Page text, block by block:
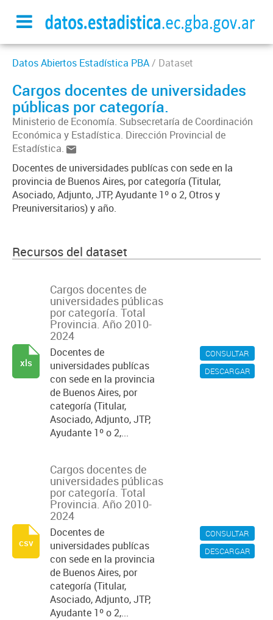
Datos Abiertos Estadística PBA/ Dataset
Cargos docentes de universidades
públicas por categoría.
Ministerio de Economía. Subsecretaría de Coordinación
Económica y Estadística. Dirección Provincial de
Estadística.
Docentes de universidades publícas con sede en la
provincia de Buenos Aires, por categoría (Titular,
Asociado, Adjunto, JTP, Ayudante 1º o 2, Otros y
Preuniversitarios) y año.
Recursos del dataset
CONSULTAR
DESCARGAR
Cargos docentes de
universidades públicas
por categoría. Total
Provincia. Año 2010-
2024
Docentes de
universidades publícas
con sede en la provincia
de Buenos Aires, por
categoría (Titular,
Asociado, Adjunto, JTP,
Ayudante 1º o 2,...
xls
CONSULTAR
DESCARGAR
Cargos docentes de
universidades públicas
por categoría. Total
Provincia. Año 2010-
2024
Docentes de
universidades publícas
con sede en la provincia
de Buenos Aires, por
categoría (Titular,
Asociado, Adjunto, JTP,
Ayudante 1º o 2,...
csv